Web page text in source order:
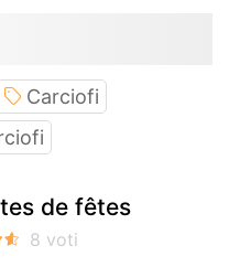
Carciofi
de fêtes